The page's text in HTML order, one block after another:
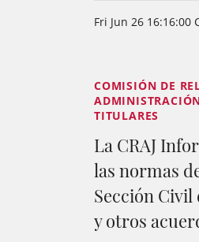
Fri Jun 26 16:16:00
COMISIÓN DE
TITULARES
La CRAJ
las normas
Sección Civil
y otros